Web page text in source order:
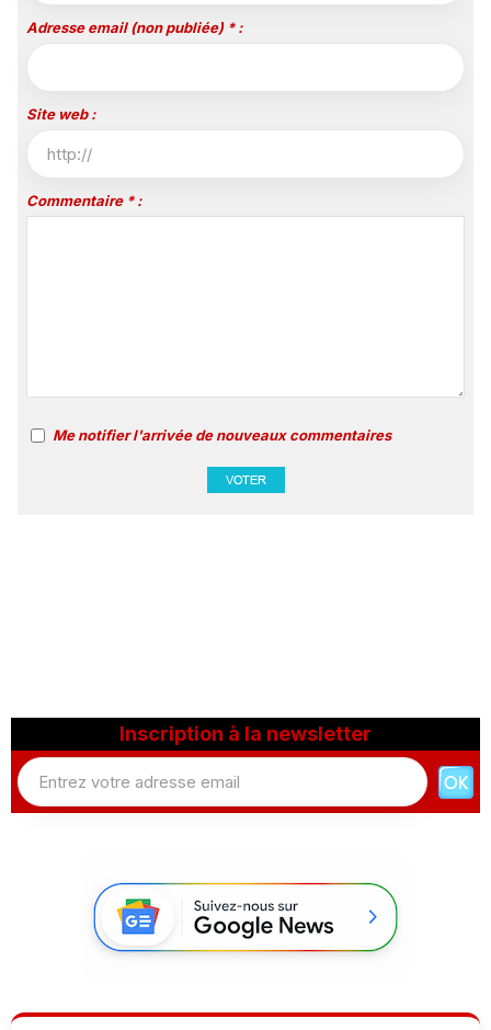
Adresse email (non publiée) * :
Site web :
Commentaire * :
Me notifier l'arrivée de nouveaux commentaires
Inscription à la newsletter